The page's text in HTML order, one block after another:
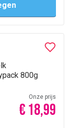
800g
Onze prijs
€ 18,99